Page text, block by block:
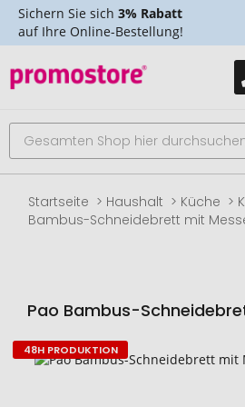
Sichern Sie sich 3% Rabatt
auf Ihre Online-Bestellung!
Startseite Haushalt Küche
Bambus-Schneidebrett mit
Pao Bambus-
Zum
48H PRODUKTION